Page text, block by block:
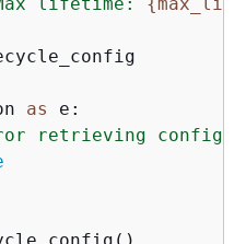
as
e:
retrieving